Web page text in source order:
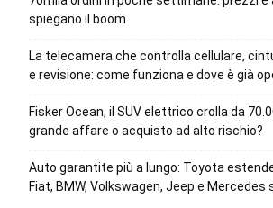
spiegano il boom
La telecamera che controlla cellulare,
e revisione: come funziona e dove è già
Fisker Ocean, il SUV elettrico crolla da
grande affare o acquisto ad alto rischio?
Auto garantite più a lungo: Toyota
Fiat, BMW, Volkswagen, Jeep e Mercedes